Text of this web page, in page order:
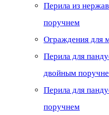
Перила из
поручнем
Ограждения для
Перила для
двойным
Перила для
поручнем